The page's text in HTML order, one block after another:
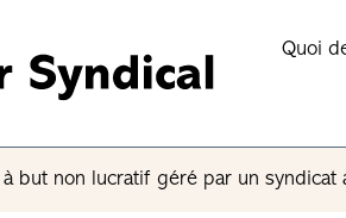
Quoi
but non lucratif géré par un syndicat